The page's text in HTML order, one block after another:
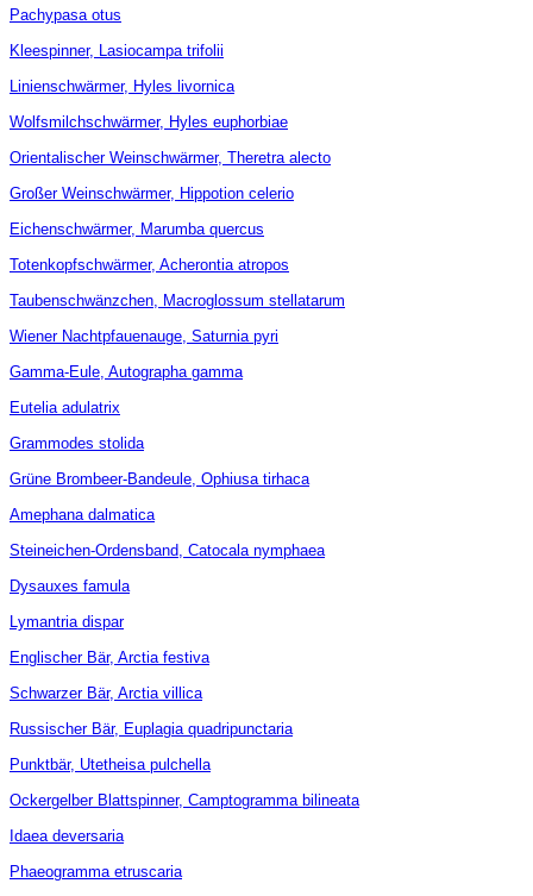
Pachypasa otus
Kleespinner, Lasiocampa trifolii
Linienschwärmer, Hyles livornica
Wolfsmilchschwärmer, Hyles euphorbiae
Orientalischer Weinschwärmer, Theretra alecto
Großer Weinschwärmer, Hippotion celerio
Eichenschwärmer, Marumba quercus
Totenkopfschwärmer, Acherontia atropos
Taubenschwänzchen, Macroglossum stellatarum
Wiener Nachtpfauenauge, Saturnia pyri
Gamma-Eule, Autographa gamma
Eutelia adulatrix
Grammodes stolida
Grüne Brombeer-Bandeule, Ophiusa tirhaca
Amephana dalmatica
Steineichen-Ordensband, Catocala nymphaea
Dysauxes famula
Lymantria dispar
Englischer Bär, Arctia festiva
Schwarzer Bär, Arctia villica
Russischer Bär, Euplagia quadripunctaria
Punktbär, Utetheisa pulchella
Ockergelber Blattspinner, Camptogramma bilineata
Idaea deversaria
Phaeogramma etruscaria